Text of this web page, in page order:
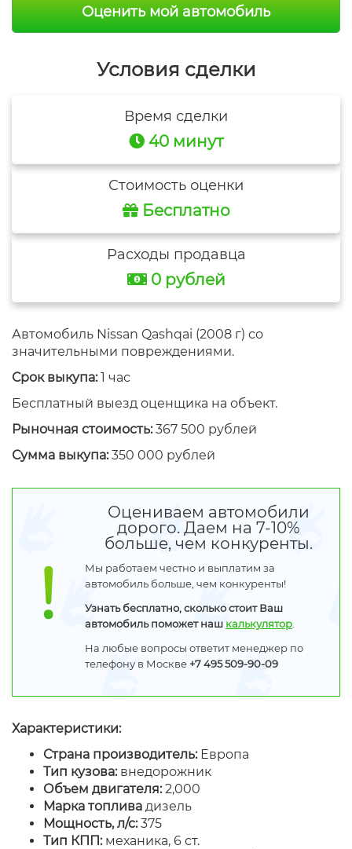
Оценить мой автомобиль
Условия сделки
Время сделки
40 минут
Стоимость оценки
Бесплатно
Расходы продавца
0 рублей
Автомобиль Nissan Qashqai (2008 г) со
значительными повреждениями.
Срок выкупа:1 час
Бесплатный выезд оценщика на объект.
Рыночная стоимость:367 500 рублей
Сумма выкупа:350 000 рублей
Оцениваем автомобили
дорого. Даем на 7-10%
больше, чем конкуренты.
Мы работаем честно и выплатим за
автомобиль больше, чем конкуренты!
Узнать бесплатно, сколько стоит Ваш
автомобиль поможет наш калькулятор
На любые вопросы ответит менеджер по
телефону в Москве +7 495 509-90-09
Характеристики:
Страна производитель:Европа
Тип кузова:внедорожник
Объем двигателя:2,000
Марка топлива дизель
Мощность, л/с:375
Тип КПП:механика, 6 ст.